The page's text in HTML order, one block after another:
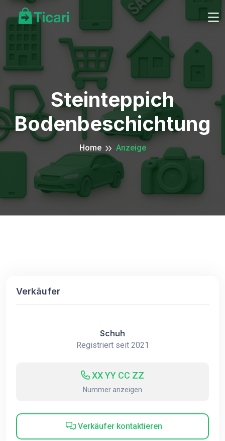
Steinteppich
Bodenbeschichtung
Home Anzeige
Verkäufer
Schuh
Registriert seit 2021
XX YY CC ZZ
Nummer anzeigen
Verkäufer kontaktieren